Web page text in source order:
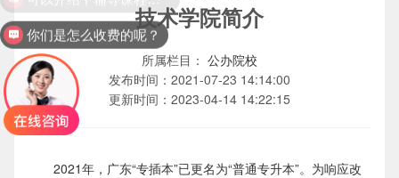
技术学院简介
所属栏目： 公办院校
发布时间： 2021-07-23 14:14:00
更新时间： 2023-04-14 14:22:15
2021年，广东“专插本”已更名为“普通专升本”。为响应改
你们是怎么收费的呢？